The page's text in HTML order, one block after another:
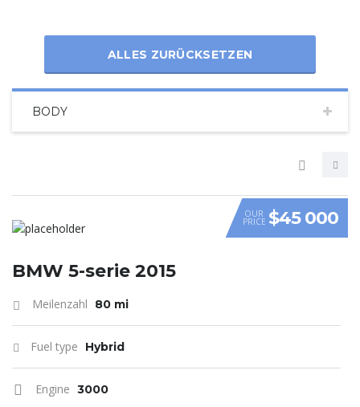
ALLES ZURÜCKSETZEN
BODY
VIDEO
OUR
PRICE $45 000
BMW 5-serie 2015
Meilenzahl 80 mi
Fuel type Hybrid
Engine 3000